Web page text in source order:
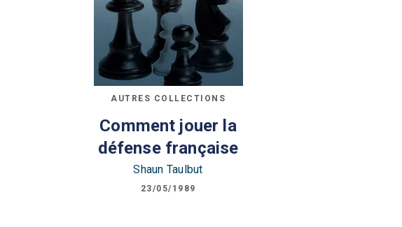
AUTRES COLLECTIONS
Comment jouer la
défense française
Shaun Taulbut
23/05/1989